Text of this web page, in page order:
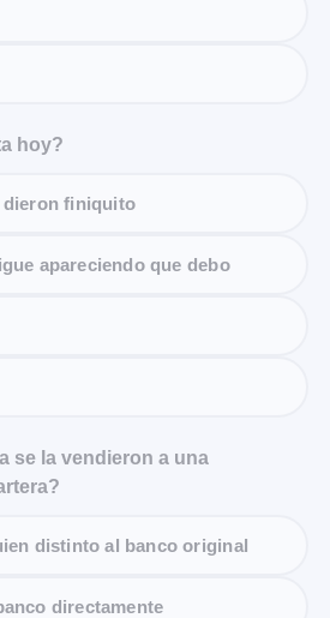
hoy?
dieron finiquito
apareciendo que debo
se la vendieron a una
distinto al banco original
directamente